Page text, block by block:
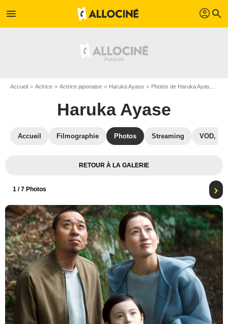
menu profil search
Accueil Actrice Actrice japonaise Haruka Ayase Photos de Haruka Ayase
Haruka Ayase
Accueil Filmographie Photos Streaming VOD,
RETOUR À LA GALERIE
1 / 7 Photos